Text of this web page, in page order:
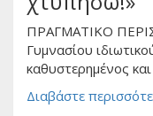
ΠΡΑΓΜΑΤΙΚΟ
Γυμνασίου
καθυστερημένος και
Διαβάστε